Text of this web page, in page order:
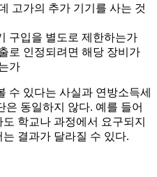
고가의 추가 기기를 사는 것
구입을 별도로 제한하는가
로 인정되려면 해당 장비가
가
수 있다는 사실과 연방소득세
동일하지 않다. 예를 들어
학교나 과정에서 요구되지
결과가 달라질 수 있다.